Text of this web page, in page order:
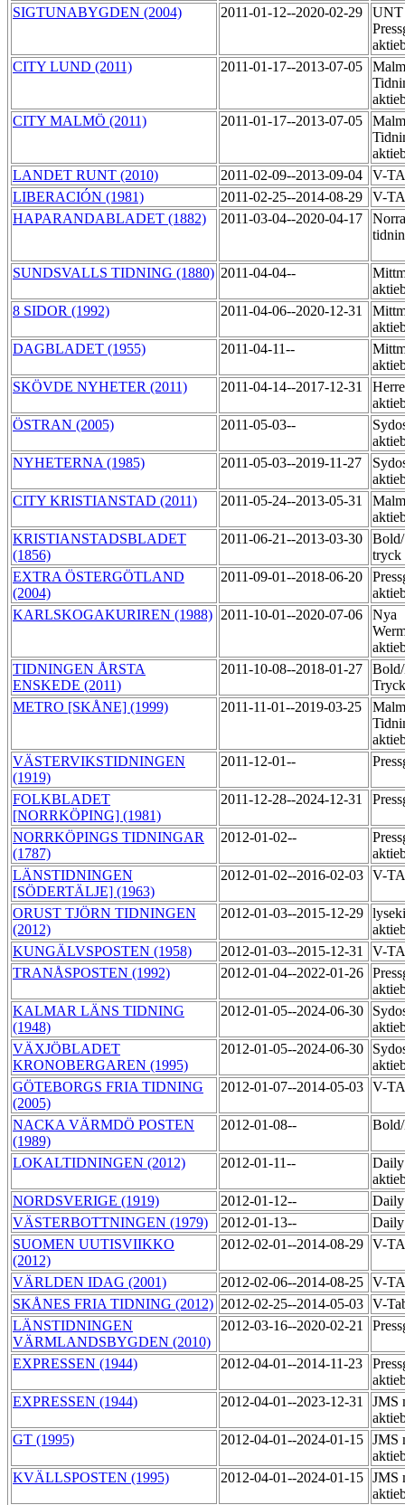
SIGTUNABYGDEN (2004)
2011-01-12--2020-02-29
UNT
CITY LUND (2011)
2011-01-17--2013-07-05
CITY MALMÖ (2011)
2011-01-17--2013-07-05
LANDET RUNT (2010)
2011-02-09--2013-09-04
V-
LIBERACIÓN (1981)
2011-02-25--2014-08-29
V-
HAPARANDABLADET (1882)
2011-03-04--2020-04-17
SUNDSVALLS TIDNING (1880) 2011-04-04--
8 SIDOR (1992)
2011-04-06--2020-12-31
DAGBLADET (1955)
2011-04-11--
SKÖVDE NYHETER (2011)
2011-04-14--2017-12-31
ÖSTRAN (2005)
2011-05-03--
NYHETERNA (1985)
2011-05-03--2019-11-27
CITY KRISTIANSTAD (2011)
2011-05-24--2013-05-31
KRISTIANSTADSBLADET
(1856)
2011-06-21--2013-03-30
Bold/
tryck
EXTRA ÖSTERGÖTLAND
(2004)
2011-09-01--2018-06-20
KARLSKOGAKURIREN (1988) 2011-10-01--2020-07-06
Nya
TIDNINGEN ÅRSTA
ENSKEDE (2011)
2011-10-08--2018-01-27
METRO [SKÅNE] (1999)
2011-11-01--2019-03-25
VÄSTERVIKSTIDNINGEN
(1919)
2011-12-01--
FOLKBLADET
[NORRKÖPING] (1981)
2011-12-28--2024-12-31
NORRKÖPINGS TIDNINGAR
(1787)
2012-01-02--
LÄNSTIDNINGEN
[SÖDERTÄLJE] (1963)
2012-01-02--2016-02-03 V-
ORUST TJÖRN TIDNINGEN
(2012)
2012-01-03--2015-12-29
KUNGÄLVSPOSTEN (1958)
2012-01-03--2015-12-31
V-
TRANÅSPOSTEN (1992)
2012-01-04--2022-01-26
KALMAR LÄNS TIDNING
(1948)
2012-01-05--2024-06-30
VÄXJÖBLADET
KRONOBERGAREN (1995)
2012-01-05--2024-06-30
GÖTEBORGS FRIA TIDNING
(2005)
2012-01-07--2014-05-03 V-
NACKA VÄRMDÖ POSTEN
(1989)
2012-01-08--
LOKALTIDNINGEN (2012) 2012-01-11--
NORDSVERIGE (1919)
2012-01-12--
VÄSTERBOTTNINGEN (1979)
2012-01-13--
SUOMEN UUTISVIIKKO
(2012)
2012-02-01--2014-08-29 V-
VÄRLDEN IDAG (2001) 2012-02-06--2014-08-25 V-
SKÅNES FRIA TIDNING (2012) 2012-02-25--2014-05-03 V-
LÄNSTIDNINGEN
VÄRMLANDSBYGDEN (2010)
2012-03-16--2020-02-21
EXPRESSEN (1944) 2012-04-01--2014-11-23
EXPRESSEN (1944)
2012-04-01--2023-12-31
JMS
GT (1995)
2012-04-01--2024-01-15 JMS
KVÄLLSPOSTEN (1995)
2012-04-01--2024-01-15 JMS